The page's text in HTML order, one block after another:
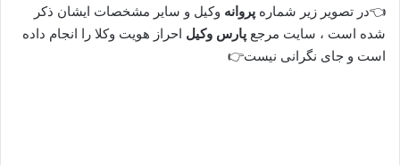
👈در تصویر زیر شماره پروانه وکیل و سایر مشخصات ایشان ذکر
شده است ، سایت مرجع پارس وکیل احراز هویت وکلا را انجام داده
است و جای نگرانی نیست👉